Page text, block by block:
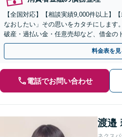
【全国対応】【相談実績9,000件以上】
なおしたい」その思いをカタチにします
破産・過払い金・任意売却など、借金の
【初回相談無料】【全国対応可能】
料金表を見
電話でお問い合わせ
渡邉